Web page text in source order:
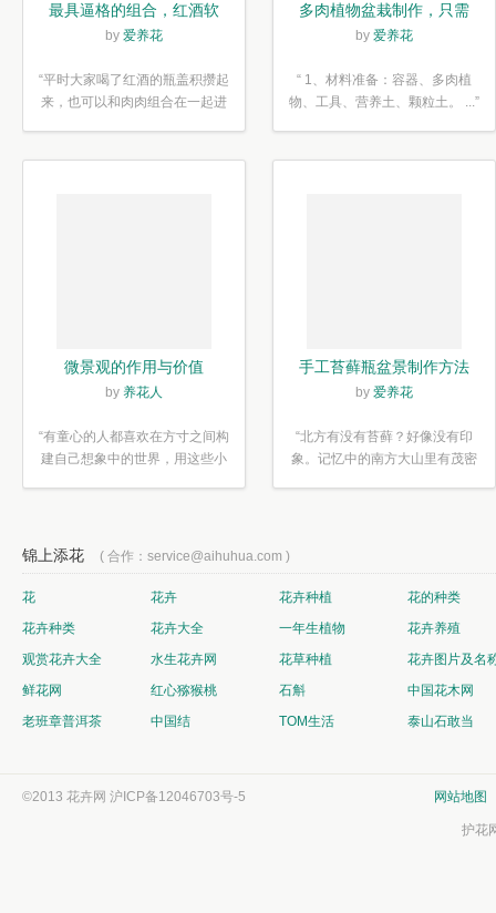
最具逼格的组合，红酒软
木塞diy多肉植物盆栽
by 爱养花
“平时大家喝了红酒的瓶盖积攒起
来，也可以和肉肉组合在一起进
多肉植物盆栽制作，只需
简单6步
by 爱养花
“ 1、材料准备：容器、多肉植
物、工具、营养土、颗粒土。 ...”
微景观的作用与价值
by 养花人
“有童心的人都喜欢在方寸之间构
建自己想象中的世界，用这些小
手工苔藓瓶盆景制作方法
by 爱养花
“北方有没有苔藓？好像没有印
象。记忆中的南方大山里有茂密
锦上添花 ( 合作：service@aihuhua.com )
花 花卉 花卉种植
花的种类
花卉种类
花卉大全 一年生植物
花卉养殖
观赏花卉大全
水生花卉网 花草种植
花卉图片及名
鲜花网
红心猕猴桃 石斛
中国花木网
老班章普洱茶
中国结 TOM生活 泰山石敢当
©2013 花卉网 沪ICP备12046703号-5 网站地图
护花